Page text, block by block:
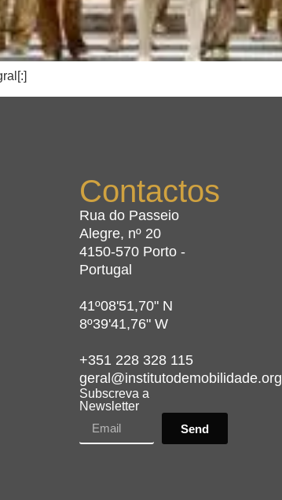
Contactos
Rua do Passeio
Alegre, nº 20
4150-570 Porto -
Portugal
41º08'51,70" N
8º39'41,76" W
+351 228 328 115
geral@institutodemobilidade.org
Subscreva a
Newsletter
Send